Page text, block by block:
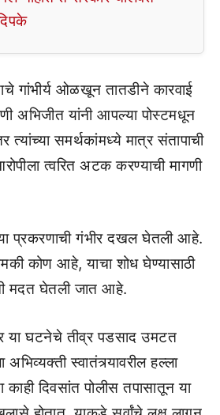
गांभीर्य ओळखून तातडीने कारवाई
अभिजीत यांनी आपल्या पोस्टमधून
समर्थकांमध्ये मात्र संतापाची
त्वरित अटक करण्याची मागणी
या प्रकरणाची गंभीर दखल घेतली आहे.
कोण आहे, याचा शोध घेण्यासाठी
मदत घेतली जात आहे.
या घटनेचे तीव्र पडसाद उमटत
स्वातंत्र्यावरील हल्ला
दिवसांत पोलीस तपासातून या